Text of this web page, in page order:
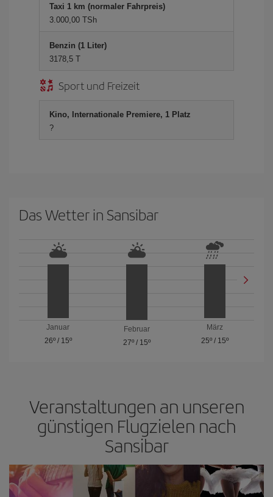
Taxi 1 km (normaler Fahrpreis)
3.000,00 TSh
Benzin (1 Liter)
3178,5 T
Sport und Freizeit
Kino, Internationale Premiere, 1 Platz
?
Das Wetter in Sansibar
Januar
26º/ 15º
Februar
27º/ 15º
März
25º / 15º
Veranstaltungen an unseren
günstigen Flugzielen nach
Sansibar